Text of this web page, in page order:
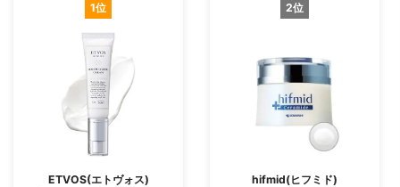
1位
ETVOS(エトヴォス)
2位
hifmid(ヒフミド)